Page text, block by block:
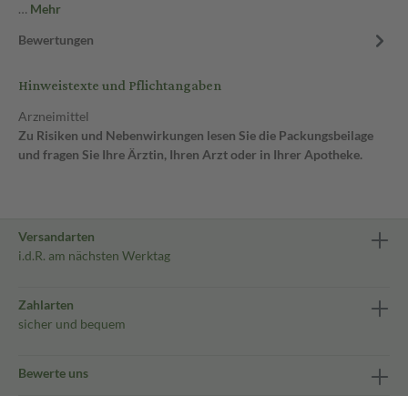
… Mehr
Bewertungen
Hinweistexte und Pflichtangaben
Arzneimittel
Zu Risiken und Nebenwirkungen lesen Sie die Packungsbeilage
und fragen Sie Ihre Ärztin, Ihren Arzt oder in Ihrer Apotheke.
Versandarten
i.d.R. am nächsten Werktag
Zahlarten
sicher und bequem
Bewerte uns